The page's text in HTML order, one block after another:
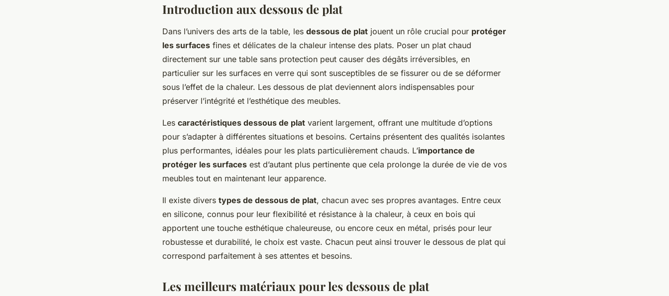
Les meilleurs dessous de plat pour
protéger votre table en verre
Introduction aux dessous de plat
Dans l’univers des arts de la table, les dessous de plat jouent un rôle crucial pour protéger
les surfaces fines et délicates de la chaleur intense des plats. Poser un plat chaud
directement sur une table sans protection peut causer des dégâts irréversibles, en
particulier sur les surfaces en verre qui sont susceptibles de se fissurer ou de se déformer
sous l’effet de la chaleur. Les dessous de plat deviennent alors indispensables pour
préserver l’intégrité et l’esthétique des meubles.
Les caractéristiques dessous de plat varient largement, offrant une multitude d’options
pour s’adapter à différentes situations et besoins. Certains présentent des qualités isolantes
plus performantes, idéales pour les plats particulièrement chauds. L’importance de
protéger les surfaces est d’autant plus pertinente que cela prolonge la durée de vie de vos
meubles tout en maintenant leur apparence.
Il existe divers types de dessous de plat, chacun avec ses propres avantages. Entre ceux
en silicone, connus pour leur flexibilité et résistance à la chaleur, à ceux en bois qui
apportent une touche esthétique chaleureuse, ou encore ceux en métal, prisés pour leur
robustesse et durabilité, le choix est vaste. Chacun peut ainsi trouver le dessous de plat qui
correspond parfaitement à ses attentes et besoins.
Les meilleurs matériaux pour les dessous de plat